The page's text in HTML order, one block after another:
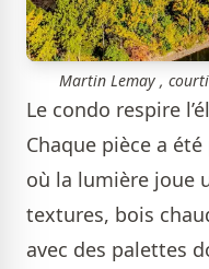
Martin Lemay ,
Le condo respire
Chaque pièce a
où la lumière joue
textures, bois
avec des palettes